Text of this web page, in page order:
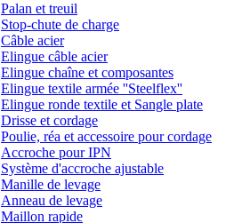
Palan et treuil
Stop-chute de charge
Câble acier
Elingue câble acier
Elingue chaîne et composantes
Elingue textile armée ''Steelflex''
Elingue ronde textile et Sangle plate
Drisse et cordage
Poulie, réa et accessoire pour cordage
Accroche pour IPN
Système d'accroche ajustable
Manille de levage
Anneau de levage
Maillon rapide